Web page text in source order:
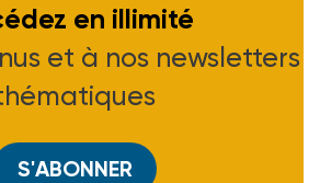
en illimité
et à nos newsletters
S'ABONNER